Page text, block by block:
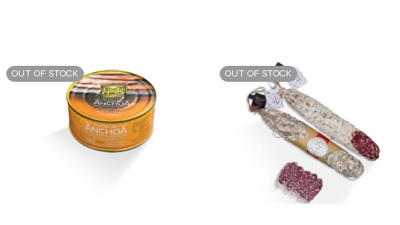
OUT OF STOCK OUT OF STOCK